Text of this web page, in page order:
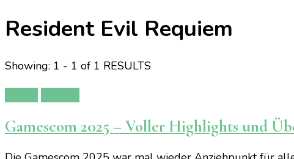
Resident Evil Requiem
Showing: 1 - 1 of 1 RESULTS
Gamescom 2025 – Voller Highlights und